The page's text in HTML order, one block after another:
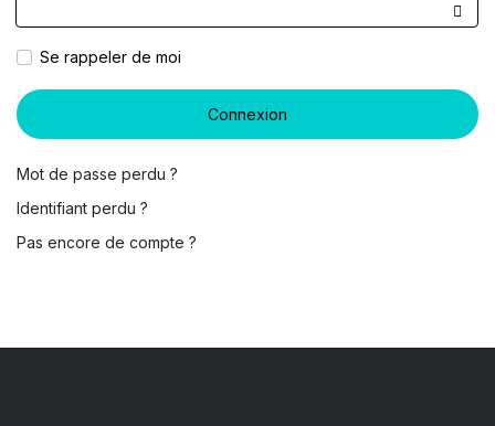
Se rappeler de moi
Connexion
Mot de passe perdu ?
Identifiant perdu ?
Pas encore de compte ?